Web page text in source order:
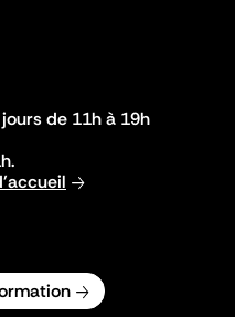
de 11h à 19h